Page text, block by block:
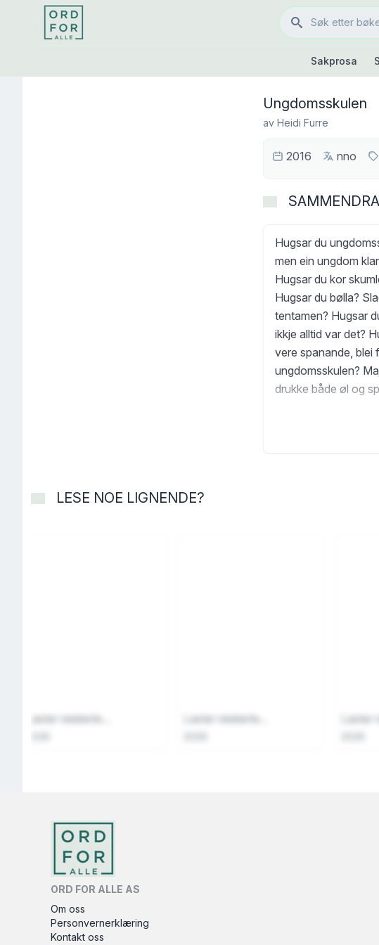
Sakprosa
Ungdomsskulen
av Heidi Furre
2016 nno
Hugsar du
men ein ungdom
Hugsar du kor
Hugsar du bølla?
tentamen? Hugsar
ikkje alltid var det?
vere spanande, blei
ungdomsskulen?
drukke både øl og
Pappaen hennes
LESE NOE LIGNENDE?
Laster relaterte... Laster relaterte... Laster
ORD FOR ALLE AS
Om oss
Personvernerklæring
Kontakt oss